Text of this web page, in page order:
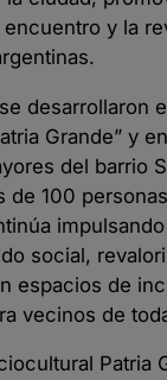
y la
desarrollaron
Grande” y
del barrio
de 100
social,
espacios de
vecinos de
Patria